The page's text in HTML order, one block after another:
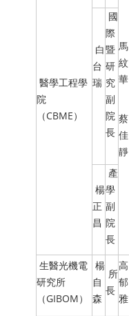
醫學工程學
院
（CBME）
馬
紋
華
蔡
佳
靜
白
台
瑞
國
際
暨
研
究
副
院
長
楊
正
昌
產
學
副
院
長
生醫光機電
研究所
（GIBOM）
楊
自
森
所
長
高
郁
雅